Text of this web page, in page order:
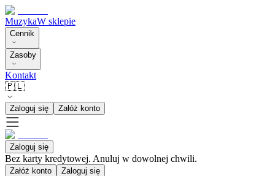
MuzykaW sklepie
Cennik
Zasoby
Kontakt
🇵🇱
Zaloguj się Załóż konto
Zaloguj się
Bez karty kredytowej. Anuluj w dowolnej chwili.
Załóż konto Zaloguj się